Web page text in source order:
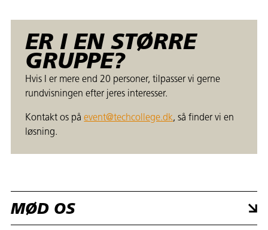
ER I EN STØRRE
GRUPPE?
Hvis I er mere end 20 personer, tilpasser vi gerne
rundvisningen efter jeres interesser.
Kontakt os påevent@techcollege.dk, så finder vi en
løsning.
MØD OS